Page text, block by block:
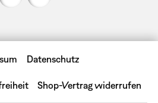
Datenschutz
Shop-Vertrag widerrufen